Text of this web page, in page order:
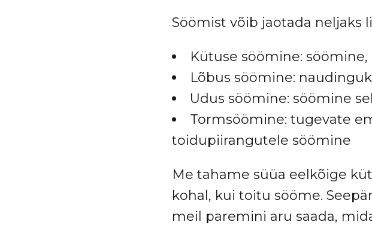
Söömist võib jaotada neljaks
Kütuse söömine:
Lõbus söömine:
Udus söömine: söömine
Tormsöömine: tugevate
toidupiirangutele söömine
Me tahame süüa eelkõige
kohal, kui toitu sööme.
meil paremini aru saada,